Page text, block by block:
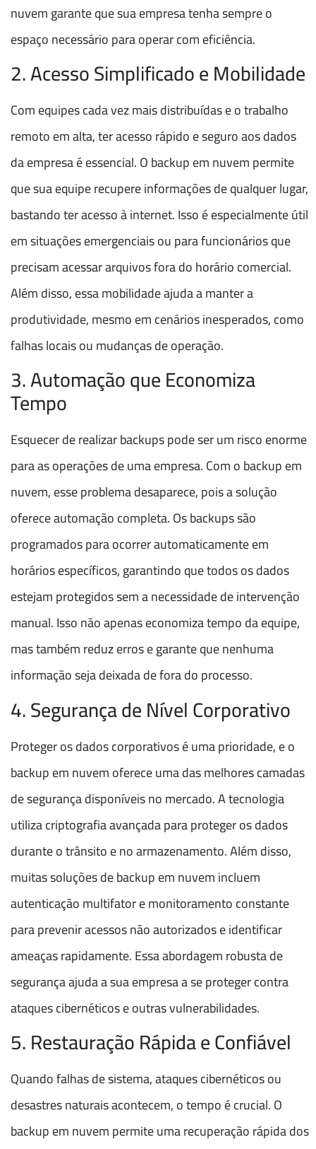
nuvem garante que sua empresa tenha sempre o
espaço necessário para operar com eficiência.
2. Acesso Simplificado e Mobilidade
Com equipes cada vez mais distribuídas e o trabalho
remoto em alta, ter acesso rápido e seguro aos dados
da empresa é essencial. O backup em nuvem permite
que sua equipe recupere informações de qualquer lugar,
bastando ter acesso à internet. Isso é especialmente útil
em situações emergenciais ou para funcionários que
precisam acessar arquivos fora do horário comercial.
Além disso, essa mobilidade ajuda a manter a
produtividade, mesmo em cenários inesperados, como
falhas locais ou mudanças de operação.
3. Automação que Economiza
Tempo
Esquecer de realizar backups pode ser um risco enorme
para as operações de uma empresa. Com o backup em
nuvem, esse problema desaparece, pois a solução
oferece automação completa. Os backups são
programados para ocorrer automaticamente em
horários específicos, garantindo que todos os dados
estejam protegidos sem a necessidade de intervenção
manual. Isso não apenas economiza tempo da equipe,
mas também reduz erros e garante que nenhuma
informação seja deixada de fora do processo.
4. Segurança de Nível Corporativo
Proteger os dados corporativos é uma prioridade, e o
backup em nuvem oferece uma das melhores camadas
de segurança disponíveis no mercado. A tecnologia
utiliza criptografia avançada para proteger os dados
durante o trânsito e no armazenamento. Além disso,
muitas soluções de backup em nuvem incluem
autenticação multifator e monitoramento constante
para prevenir acessos não autorizados e identificar
ameaças rapidamente. Essa abordagem robusta de
segurança ajuda a sua empresa a se proteger contra
ataques cibernéticos e outras vulnerabilidades.
5. Restauração Rápida e Confiável
Quando falhas de sistema, ataques cibernéticos ou
desastres naturais acontecem, o tempo é crucial. O
backup em nuvem permite uma recuperação rápida dos